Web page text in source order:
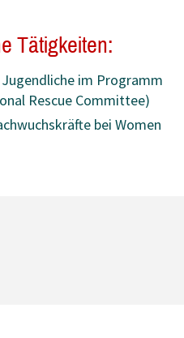
Tätigkeiten:
im Programm
Rescue Committee)
bei Women